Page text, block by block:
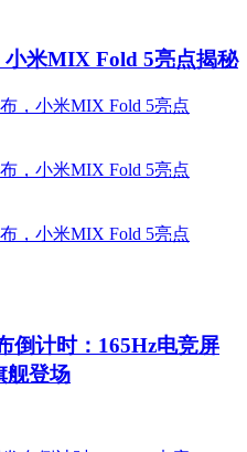
小米MIX Fold 5亮点揭秘
倒计时：165Hz电竞屏
舰登场